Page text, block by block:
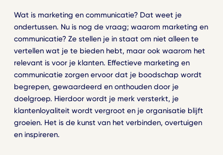
Wat is marketing en communicatie? Dat weet je
ondertussen. Nu is nog de vraag; waarom marketing en
communicatie? Ze stellen je in staat om niet alleen te
vertellen wat je te bieden hebt, maar ook waarom het
relevant is voor je klanten. Effectieve marketing en
communicatie zorgen ervoor dat je boodschap wordt
begrepen, gewaardeerd en onthouden door je
doelgroep. Hierdoor wordt je merk versterkt, je
klantenloyaliteit wordt vergroot en je organisatie blijft
groeien. Het is de kunst van het verbinden, overtuigen
en inspireren.